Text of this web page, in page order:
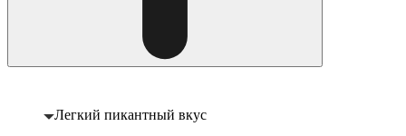
Легкий пикантный вкус